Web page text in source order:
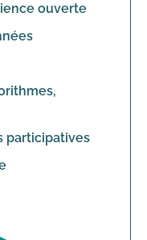
ouverte
participatives